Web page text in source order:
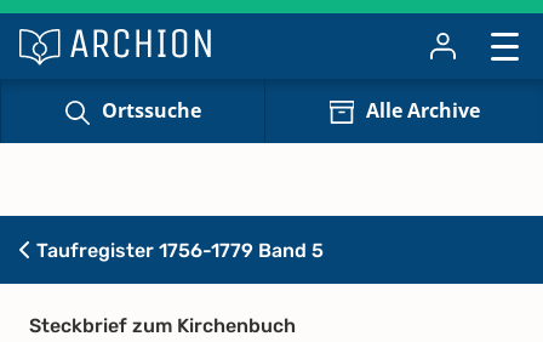
Ortssuche Alle Archive
Taufregister 1756-1779 Band 5
Steckbrief zum Kirchenbuch